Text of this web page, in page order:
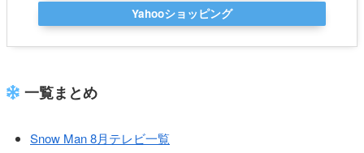
Yahooショッピング
一覧まとめ
Snow Man 8月テレビ一覧